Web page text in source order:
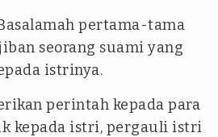
pertama-tama
seorang suami yang
istrinya.
perintah kepada para
kepada istri, pergauli istri